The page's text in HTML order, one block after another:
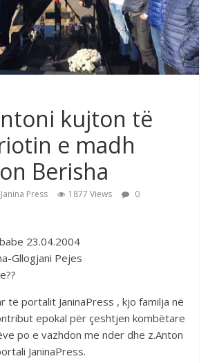
kujton të
e madh
Berisha
Janina Press 1877 Views
0
23.04.2004
Gllogjani Pejes
të portalit JaninaPress , kjo familja në
epokal për çeshtjen kombëtare
po e vazhdon me nder dhe z.Anton
JaninaPress.